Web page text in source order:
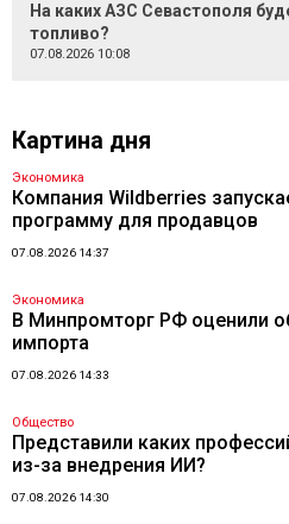
На каких АЗС Севастополя
топливо?
07.08.2026 10:08
Картина дня
Экономика
Компания Wildberries
программу для продавцов
07.08.2026 14:37
Экономика
В Минпромторг РФ оценили
импорта
07.08.2026 14:33
Общество
Представили каких
из-за внедрения ИИ?
07.08.2026 14:30